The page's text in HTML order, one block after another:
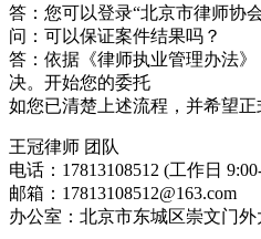
答：您可以登录“北京市律师协
问：可以保证案件结果吗？
答：依据《律师执业管理办法
决。开始您的委托
如您已清楚上述流程，并希望
王冠律师 团队
电话：17813108512 (工作日
邮箱：17813108512@163.com
办公室：北京市东城区崇文门